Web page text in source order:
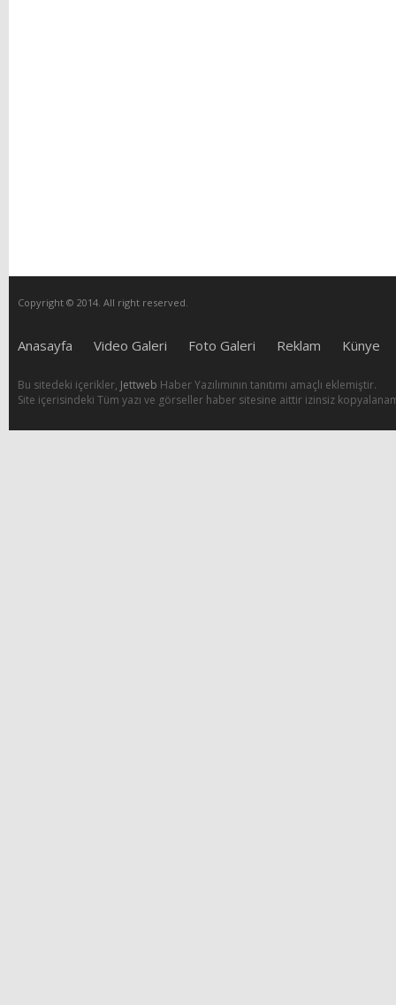
Copyright © 2014. All right reserved.
Anasayfa Video Galeri Foto Galeri Reklam Künye
Bu sitedeki içerikler, Jettweb Haber Yazılımının tanıtımı amaçlı eklemiştir.
Site içerisindeki Tüm yazı ve görseller haber sitesine aittir izinsiz